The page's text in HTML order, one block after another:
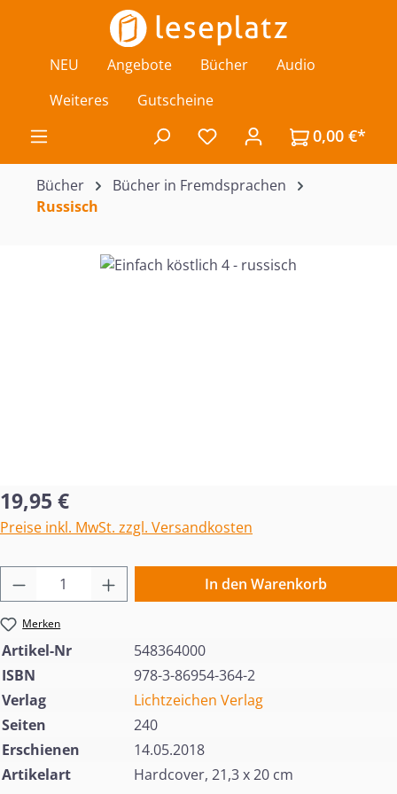
Zum Hauptinhalt springen
NEU Angebote Bücher
Audio
Weiteres
Gutscheine
Du hast 0 Produkte auf
0,00 €*
Bücher
Bücher in Fremdsprachen
Russisch
Bildergalerie überspringen
Regulärer Preis:
19,95 €
Preise inkl. MwSt. zzgl. Versandkosten
Produkt Anzahl: Gib den gewünschten
In den Warenkorb
Merken
Artikel-Nr
548364000
ISBN
978-3-86954-364-2
Verlag
Lichtzeichen Verlag
Seiten
240
Erschienen
14.05.2018
Artikelart
Hardcover, 21,3 x 20 cm